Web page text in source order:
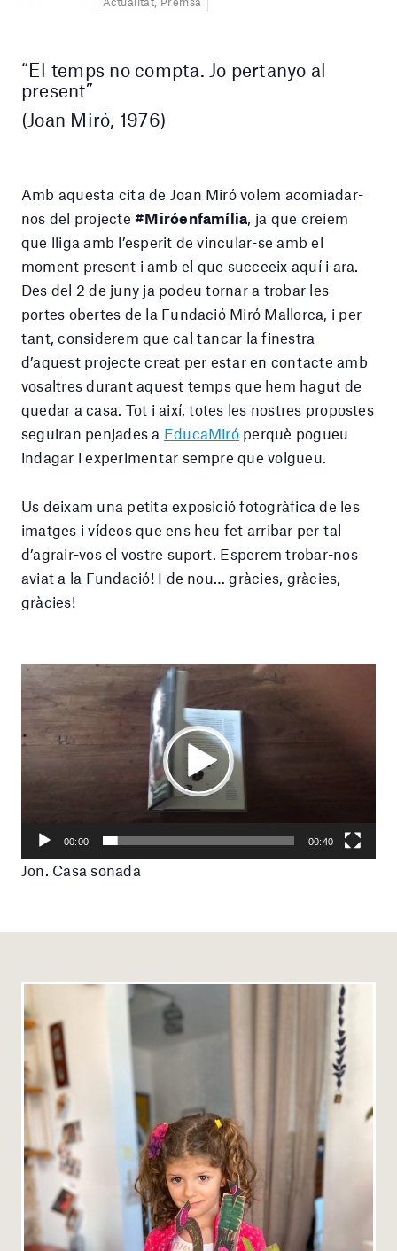
“El temps no compta. Jo pertanyo al
present”
(Joan Miró, 1976)
Amb aquesta cita de Joan Miró volem acomiadar-
nos del projecte#Miróenfamília, ja que creiem
que lliga amb l’esperit de vincular-se amb el
moment present i amb el que succeeix aquí i ara.
Des del 2 de juny ja podeu tornar a trobar les
portes obertes de la Fundació Miró Mallorca, i per
tant, considerem que cal tancar la finestra
d’aquest projecte creat per estar en contacte amb
vosaltres durant aquest temps que hem hagut de
quedar a casa. Tot i així, totes les nostres propostes
seguiran penjades a EducaMiróperquè pogueu
indagar i experimentar sempre que volgueu.
Us deixam una petita exposició fotogràfica de les
imatges i vídeos que ens heu fet arribar per tal
d’agrair-vos el vostre suport. Esperem trobar-nos
aviat a la Fundació! I de nou… gràcies, gràcies,
gràcies!
Reproductor
de
vídeo
00:00 00:40
Play
Play
time
Toggle
Mute
Toggle
Jon. Casa sonada